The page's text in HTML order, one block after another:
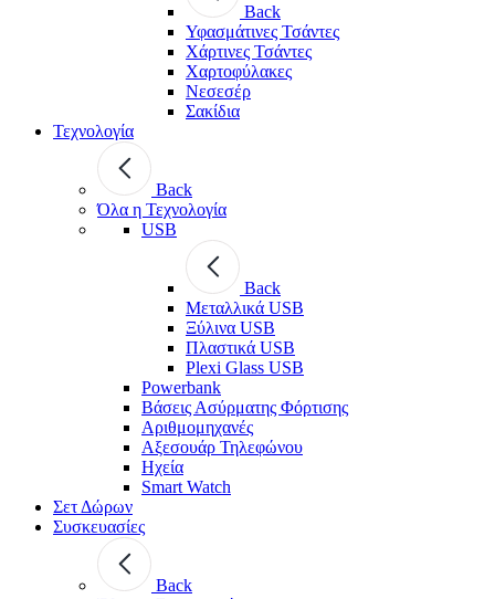
Back
Υφασμάτινες Τσάντες
Χάρτινες Τσάντες
Χαρτοφύλακες
Νεσεσέρ
Σακίδια
Τεχνολογία
Back
Όλα η Τεχνολογία
USB
Back
Μεταλλικά USB
Ξύλινα USB
Πλαστικά USB
Plexi Glass USB
Powerbank
Βάσεις Ασύρματης Φόρτισης
Αριθμομηχανές
Αξεσουάρ Τηλεφώνου
Ηχεία
Smart Watch
Σετ Δώρων
Συσκευασίες
Back